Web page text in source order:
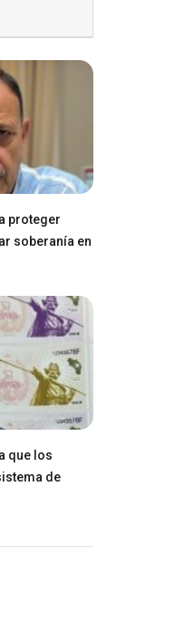
proteger
soberanía en
que los
de